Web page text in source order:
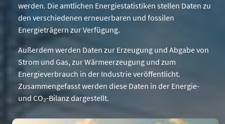
werden. Die amtlichen Energiestatistiken stellen Daten zu
den verschiedenen erneuerbaren und fossilen
Energieträgern zur Verfügung.
Außerdem werden Daten zur Erzeugung und Abgabe von
Strom und Gas, zur Wärmeerzeugung und zum
Energieverbrauch in der Industrie veröffentlicht.
Zusammengefasst werden diese Daten in der Energie-
und CO₂-Bilanz dargestellt.